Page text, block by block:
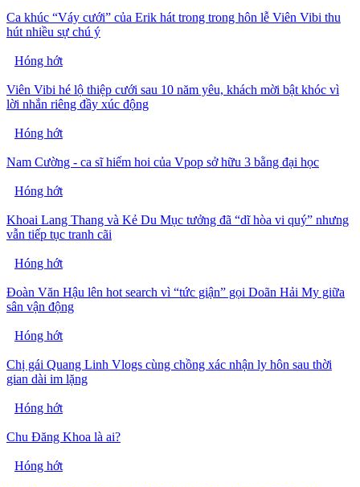
Ca khúc “Váy cưới” của Erik hát trong trong hôn lễ Viên Vibi thu
hút nhiều sự chú ý
Hóng hớt
Viên Vibi hé lộ thiệp cưới sau 10 năm yêu, khách mời bật khóc vì
lời nhắn riêng đầy xúc động
Hóng hớt
Nam Cường - ca sĩ hiếm hoi của Vpop sở hữu 3 bằng đại học
Hóng hớt
Khoai Lang Thang và Kẻ Du Mục tưởng đã “dĩ hòa vi quý” nhưng
vẫn tiếp tục tranh cãi
Hóng hớt
Đoàn Văn Hậu lên hot search vì “tức giận” gọi Doãn Hải My giữa
sân vận động
Hóng hớt
Chị gái Quang Linh Vlogs cùng chồng xác nhận ly hôn sau thời
gian dài im lặng
Hóng hớt
Chu Đăng Khoa là ai?
Hóng hớt